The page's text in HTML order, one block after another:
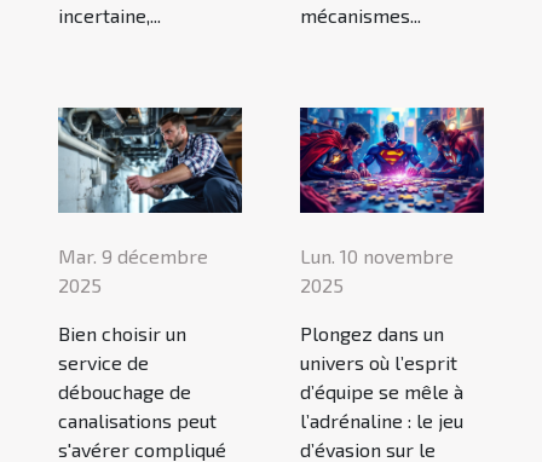
incertaine,...
mécanismes...
Mar. 9 décembre
2025
Bien choisir un
service de
débouchage de
canalisations peut
s'avérer compliqué
Lun. 10 novembre
2025
Plongez dans un
univers où l’esprit
d’équipe se mêle à
l’adrénaline : le jeu
d’évasion sur le